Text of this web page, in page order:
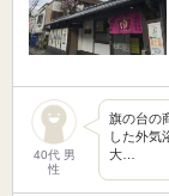
40代 男
性
旗の台の
した外気
大…